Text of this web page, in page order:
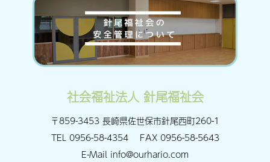
社会福祉法人 針尾福祉会
〒859-3453 長崎県佐世保市針尾西町260-1
TEL 0956-58-4354FAX 0956-58-5643
E-Mail info@ourhario.com